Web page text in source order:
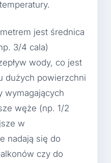
jest średnica
3/4 cala)
wody, co jest
dużych powierzchni
wymagających
węże (np. 1/2
w
nadają się do
czy do